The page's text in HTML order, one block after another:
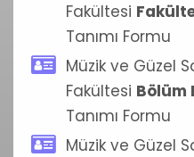
Fakültesi
Tanımı Formu
Müzik ve Güzel
Fakültesi Bölüm
Tanımı Formu
Müzik ve Güzel